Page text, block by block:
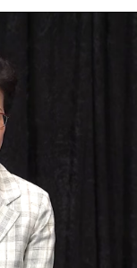
認部分彈藥庫存緊
美元押注未上市公